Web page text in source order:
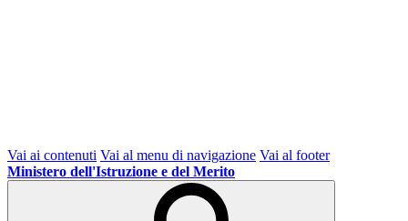
Vai ai contenuti Vai al menu di navigazione Vai al footer
Ministero dell'Istruzione e del Merito